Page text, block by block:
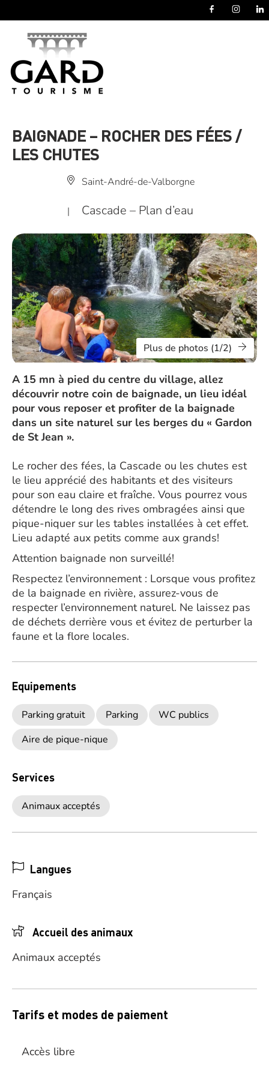
BAIGNADE – ROCHER DES FÉES /
LES CHUTES
Saint-André-de-Valborgne
| Cascade – Plan d’eau
Plus de photos (1/2)
A 15 mn à pied du centre du village, allez
découvrir notre coin de baignade, un lieu idéal
pour vous reposer et profiter de la baignade
dans un site naturel sur les berges du « Gardon
de St Jean ».
Le rocher des fées, la Cascade ou les chutes est
le lieu apprécié des habitants et des visiteurs
pour son eau claire et fraîche. Vous pourrez vous
détendre le long des rives ombragées ainsi que
pique-niquer sur les tables installées à cet effet.
Lieu adapté aux petits comme aux grands!
Attention baignade non surveillé!
Respectez l’environnement : Lorsque vous profitez
de la baignade en rivière, assurez-vous de
respecter l’environnement naturel. Ne laissez pas
de déchets derrière vous et évitez de perturber la
faune et la flore locales.
Equipements
Parking gratuit Parking
WC publics
Aire de pique-nique
Services
Animaux acceptés
Langues
Français
Accueil des animaux
Animaux acceptés
Tarifs et modes de paiement
Accès libre